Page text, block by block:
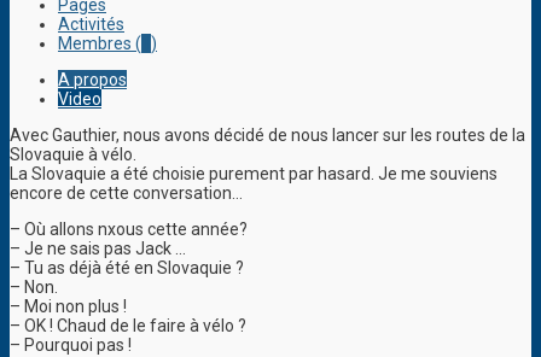
Pages
Activités
Membres ( )
A propos
Video
Avec Gauthier, nous avons décidé de nous lancer sur les routes de la
Slovaquie à vélo.
La Slovaquie a été choisie purement par hasard. Je me souviens
encore de cette conversation…
– Où allons nxous cette année?
– Je ne sais pas Jack …
– Tu as déjà été en Slovaquie ?
– Non.
– Moi non plus !
– OK ! Chaud de le faire à vélo ?
– Pourquoi pas !